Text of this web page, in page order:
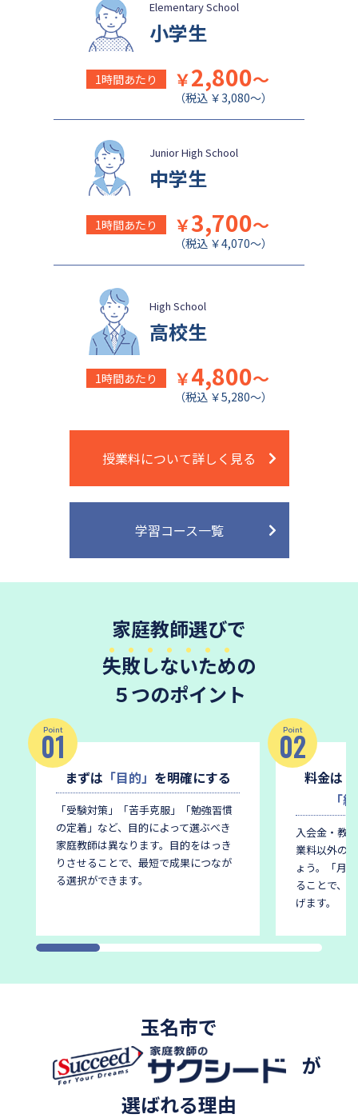
盛岡白百合学園中学校 関西学院千里国際中等部
Elementary School
小学生
1時間あたり ￥2,800～
（税込 ￥3,080～）
Junior High School
中学生
1時間あたり ￥3,700～
（税込 ￥4,070～）
High School
高校生
1時間あたり ￥4,800～
（税込 ￥5,280～）
授業料について詳しく見る
学習コース一覧
家庭教師選びで
失敗しないための
５つのポイント
Point
01
まずは 「目的」 を明確にする
「受験対策」「苦手克服」「勉強習慣
の定着」など、目的によって選ぶべき
家庭教師は異なります。 目的をはっき
りさせることで、最短で成果につなが
る選択ができます。
Point
02
料金は
「
入会金・教
業料以外の
ょう。
「月
ることで、
げます。
玉名市で
が
選ばれる理由